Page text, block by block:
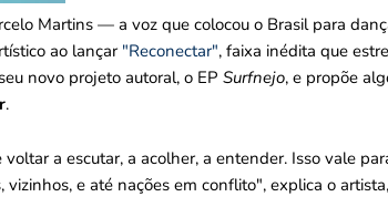
Martins — a voz que colocou o Brasil para
ao lançar"Reconectar", faixa inédita que
novo projeto autoral, o EP Surfnejo, e propõe
.
a escutar, a acolher, a entender. Isso vale
e até nações em conflito", explica o